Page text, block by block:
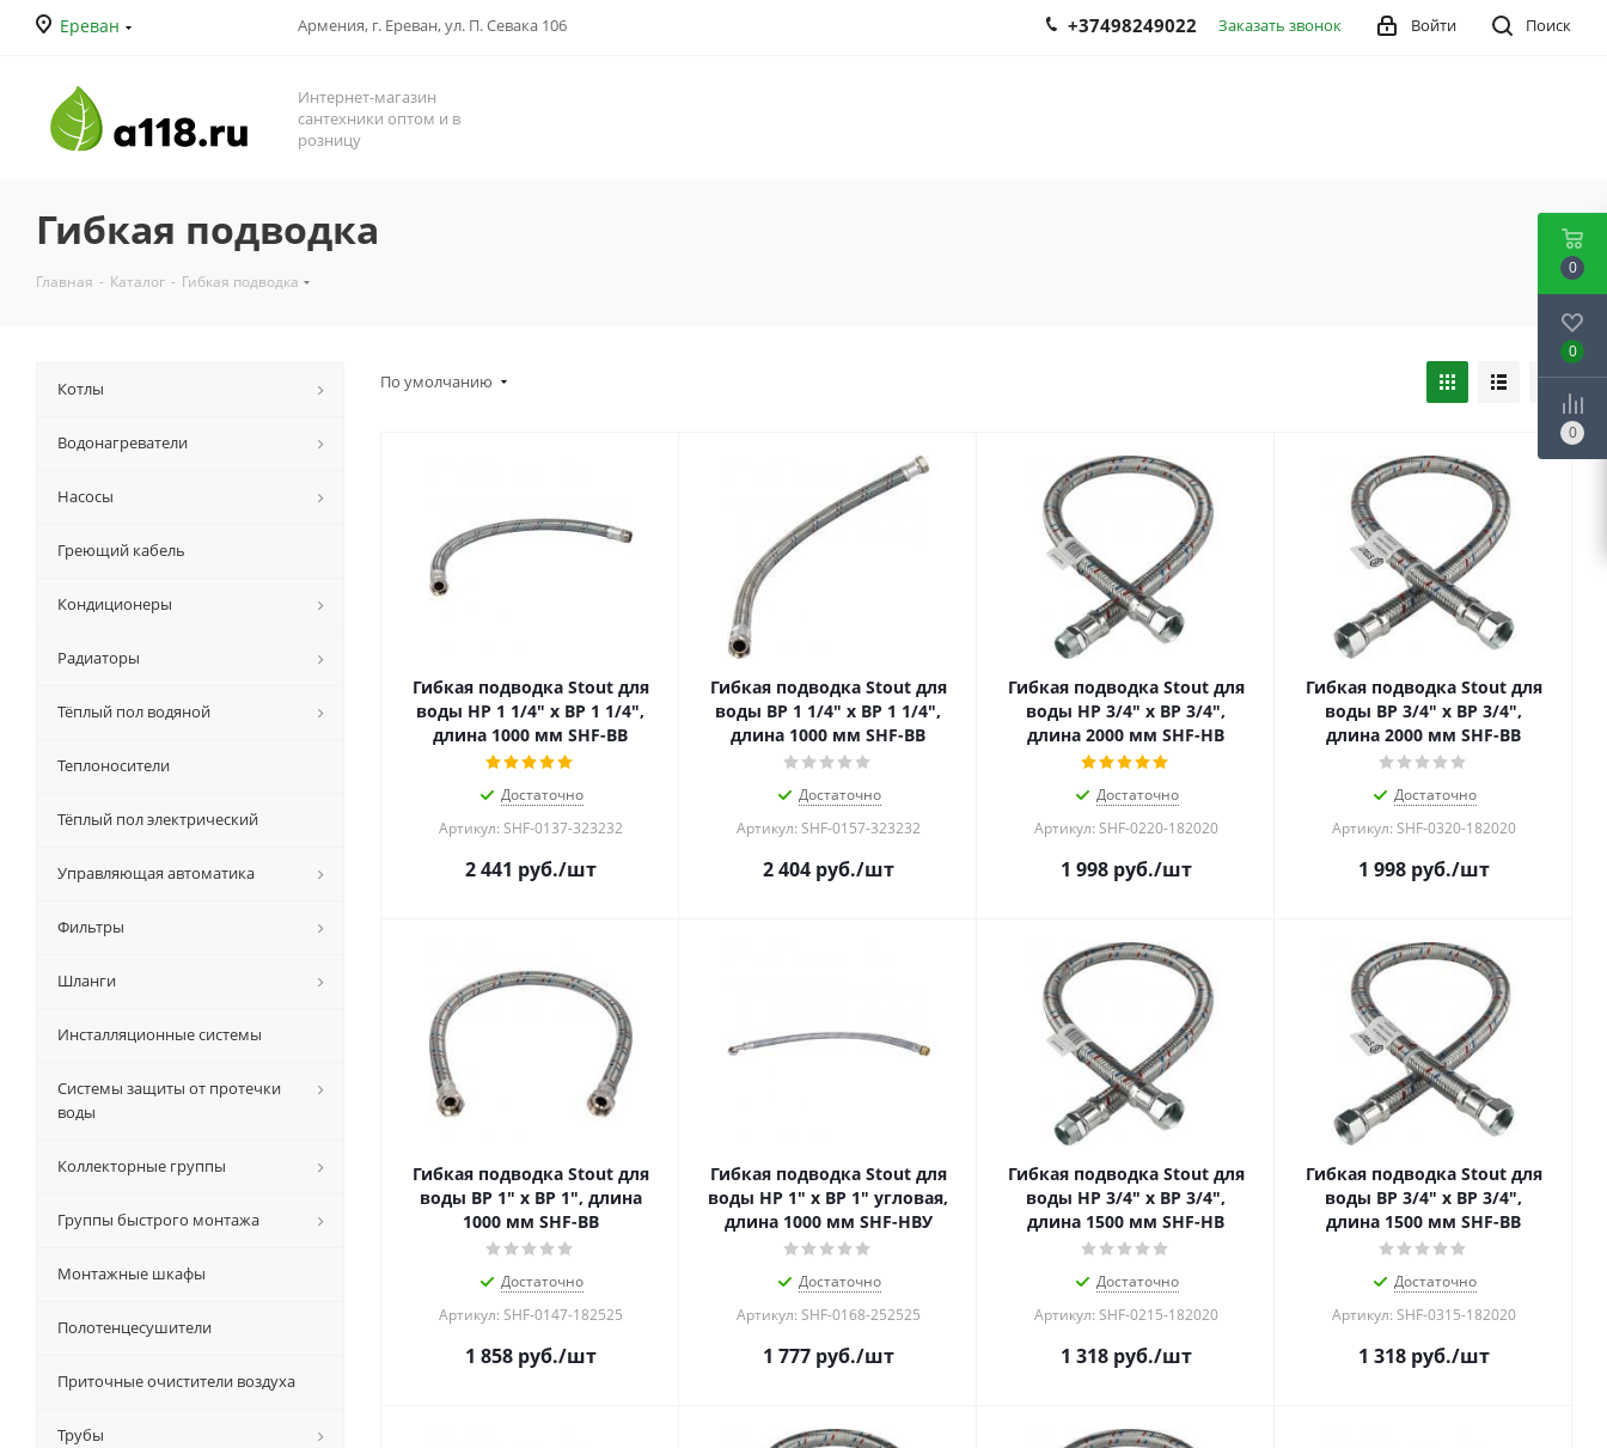
Ереван Армения, г. Ереван, ул. П. Севака 106 Поиск
Войти
+37498249022 Заказать звонок
Интернет-магазин
сантехники оптом и в
розницу
Гибкая подводка
Главная - Каталог - Гибкая подводка
По умолчанию
Гибкая подводка Stout для
воды НР 1 1/4" х ВР 1 1/4",
длина 1000 мм SHF-ВB
Достаточно
Артикул: SHF-0137-323232
2 441 руб./шт
Гибкая подводка Stout для
воды ВР 1 1/4" х ВР 1 1/4",
длина 1000 мм SHF-ВB
Достаточно
Артикул: SHF-0157-323232
2 404руб./шт
Гибкая подводка Stout для
воды НР 3/4" х ВР 3/4",
длина 2000 мм SHF-НB
Достаточно
Артикул: SHF-0220-182020
1 998руб./шт
Гибкая подводка Stout для
воды ВР 3/4" х ВР 3/4",
длина 2000 мм SHF-ВB
Достаточно
Артикул: SHF-0320-182020
1 998руб./шт
Гибкая подводка Stout для
воды ВР 1" х ВР 1", длина
1000 мм SHF-ВB
Достаточно
Артикул: SHF-0147-182525
1 858руб./шт
Гибкая подводка Stout для
воды НР 1" х ВР 1" угловая,
длина 1000 мм SHF-НВУ
Достаточно
Артикул: SHF-0168-252525
1 777руб./шт
Гибкая подводка Stout для
воды НР 3/4" х ВР 3/4",
длина 1500 мм SHF-НB
Достаточно
Артикул: SHF-0215-182020
1 318руб./шт
Гибкая подводка Stout для
воды ВР 3/4" х ВР 3/4",
длина 1500 мм SHF-ВB
Достаточно
Артикул: SHF-0315-182020
1 318руб./шт
Котлы
Водонагреватели
Насосы
Греющий кабель
Кондиционеры
Радиаторы
Тёплый пол водяной
Теплоносители
Тёплый пол электрический
Управляющая автоматика
Фильтры
Шланги
Инсталляционные системы
Системы защиты от протечки
воды
Коллекторные группы
Группы быстрого монтажа
Монтажные шкафы
Полотенцесушители
Приточные очистители воздуха
Трубы
0
0
0